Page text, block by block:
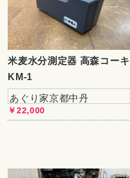
米麦水分測定器 高森コーキ
KM-1
あぐり家京都中丹
￥22,000